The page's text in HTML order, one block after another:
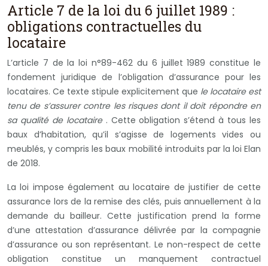
Article 7 de la loi du 6 juillet 1989 :
obligations contractuelles du
locataire
L’article 7 de la loi n°89-462 du 6 juillet 1989 constitue le
fondement juridique de l’obligation d’assurance pour les
locataires. Ce texte stipule explicitement que le locataire est
tenu de s’assurer contre les risques dont il doit répondre en
sa qualité de locataire . Cette obligation s’étend à tous les
baux d’habitation, qu’il s’agisse de logements vides ou
meublés, y compris les baux mobilité introduits par la loi Elan
de 2018.
La loi impose également au locataire de justifier de cette
assurance lors de la remise des clés, puis annuellement à la
demande du bailleur. Cette justification prend la forme
d’une attestation d’assurance délivrée par la compagnie
d’assurance ou son représentant. Le non-respect de cette
obligation constitue un manquement contractuel